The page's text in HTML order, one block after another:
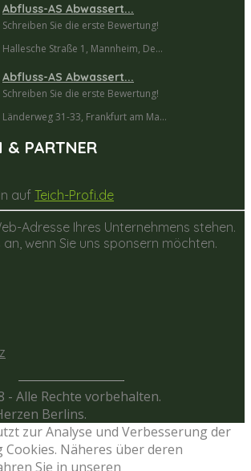
Abfluss-AS Abwassert...
Schreiben Sie die erste Bewertung!
Hallesche Straße 1, Mannheim, De...
Abfluss-AS Abwassert...
Schreiben Sie die erste Bewertung!
Länderweg 31-33, Frankfurt am Ma...
& PARTNER
auf Teich-Profi.de
Adresse Ihres Unternehmens stehen.
an, wenn Sie uns sponsern möchten.
Alle Rechte vorbehalten.
Berlins.
zur Analyse und Verbesserung der
Näheres über deren
Sie in unseren